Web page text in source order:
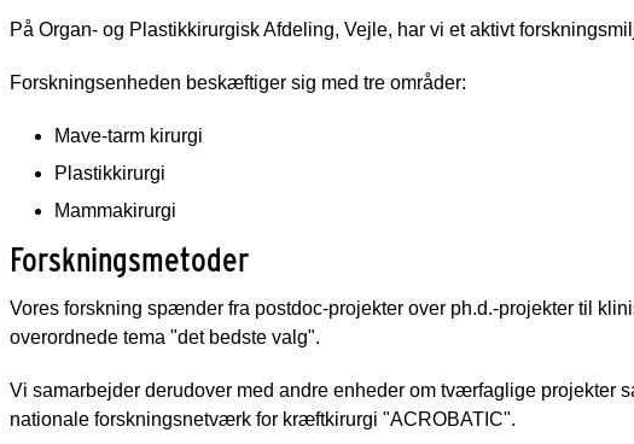
På Organ- og Plastikkirurgisk Afdeling, Vejle, har vi et aktivt
Forskningsenheden beskæftiger sig med tre områder:
Mave-tarm kirurgi
Plastikkirurgi
Mammakirurgi
Forskningsmetoder
Vores forskning spænder fra postdoc-projekter over ph.d.-projekter til
overordnede tema "det bedste valg".
Vi samarbejder derudover med andre enheder om tværfaglige projekter
nationale forskningsnetværk for kræftkirurgi "ACROBATIC".